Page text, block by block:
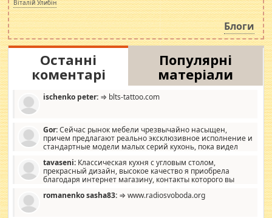
навколо стипендіального питання. Штучно
роздувається ще одна соціальна катастрофа.
Віталій Улибін
Блоги
Останні
коментарі
Популярні
матеріали
ischenko peter: ⇒ blts-tattoo.com
Gor:Сейчас рынок мебели чрезвычайно насыщен,
причем предлагают реально эксклюзивное исполнение и
стандартные модели малых серий кухонь, пока видел
стандартные формы, в MebelOk, креативненько и что главное -
со вкусом все в порядке, без ненужных наворотов удорожающих
мебель, а это не последний фактор.
tavaseni: Классическая кухня с угловым столом,
прекрасный дизайн, высокое качество я приобрела
благодаря интернет магазину, контакты которого вы
romanenko sasha83: ⇒ www.radiosvoboda.org